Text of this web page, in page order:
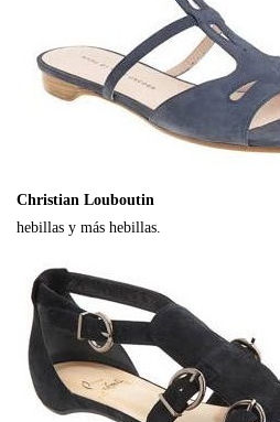
Christian Louboutin
hebillas y más hebillas.